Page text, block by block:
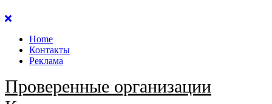
Перейти
содержанию
Home
Контакты
Реклама
Проверенные организации